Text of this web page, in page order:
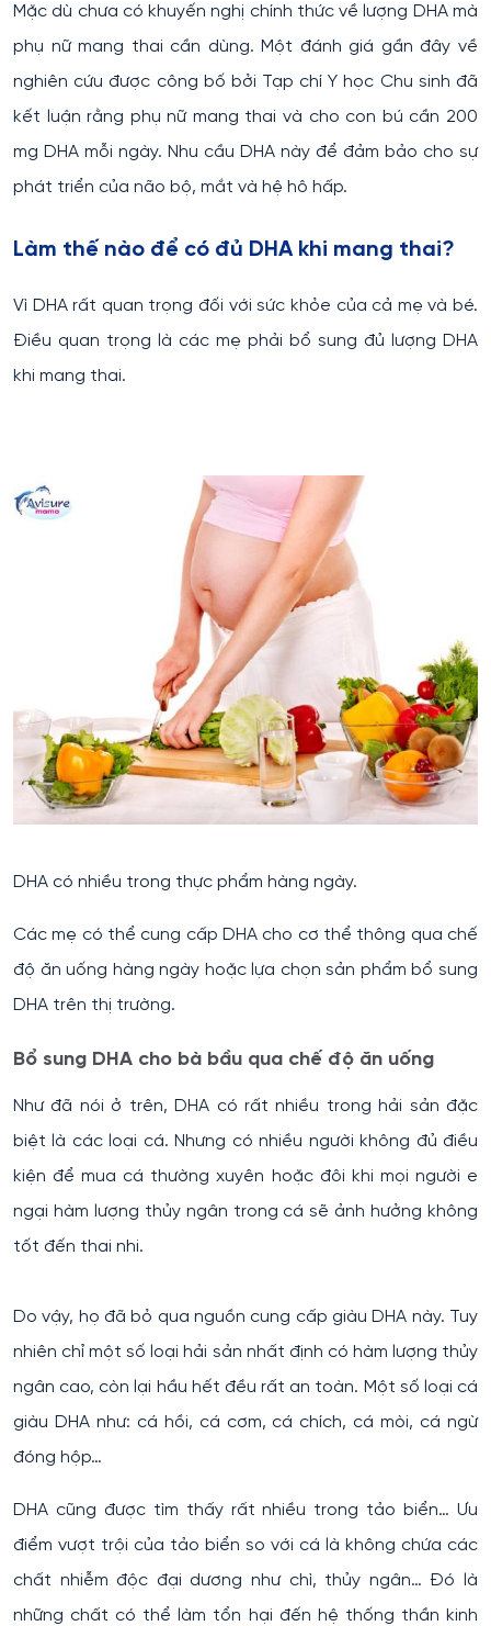
Mặc dù chưa có khuyến nghị chính thức về lượng DHA mà
phụ nữ mang thai cần dùng. Một đánh giá gần đây về
nghiên cứu được công bố bởi Tạp chí Y học Chu sinh đã
kết luận rằng phụ nữ mang thai và cho con bú cần 200
mg DHA mỗi ngày. Nhu cầu DHA này để đảm bảo cho sự
phát triển của não bộ, mắt và hệ hô hấp.
Làm thế nào để có đủ DHA khi mang thai?
Vì DHA rất quan trọng đối với sức khỏe của cả mẹ và bé.
Điều quan trọng là các mẹ phải bổ sung đủ lượng DHA
khi mang thai.
DHA có nhiều trong thực phẩm hàng ngày.
Các mẹ có thể cung cấp DHA cho cơ thể thông qua chế
độ ăn uống hàng ngày hoặc lựa chọn sản phẩm bổ sung
DHA trên thị trường.
Bổ sung DHA cho bà bầu qua chế độ ăn uống
Như đã nói ở trên, DHA có rất nhiều trong hải sản đặc
biệt là các loại cá. Nhưng có nhiều người không đủ điều
kiện để mua cá thường xuyên hoặc đôi khi mọi người e
ngại hàm lượng thủy ngân trong cá sẽ ảnh hưởng không
tốt đến thai nhi.
Do vậy, họ đã bỏ qua nguồn cung cấp giàu DHA này. Tuy
nhiên chỉ một số loại hải sản nhất định có hàm lượng thủy
ngân cao, còn lại hầu hết đều rất an toàn. Một số loại cá
giàu DHA như: cá hồi, cá cơm, cá chích, cá mòi, cá ngừ
đóng hộp…
DHA cũng được tìm thấy rất nhiều trong tảo biển… Ưu
điểm vượt trội của tảo biển so với cá là không chứa các
chất nhiễm độc đại dương như chì, thủy ngân… Đó là
những chất có thể làm tổn hại đến hệ thống thần kinh